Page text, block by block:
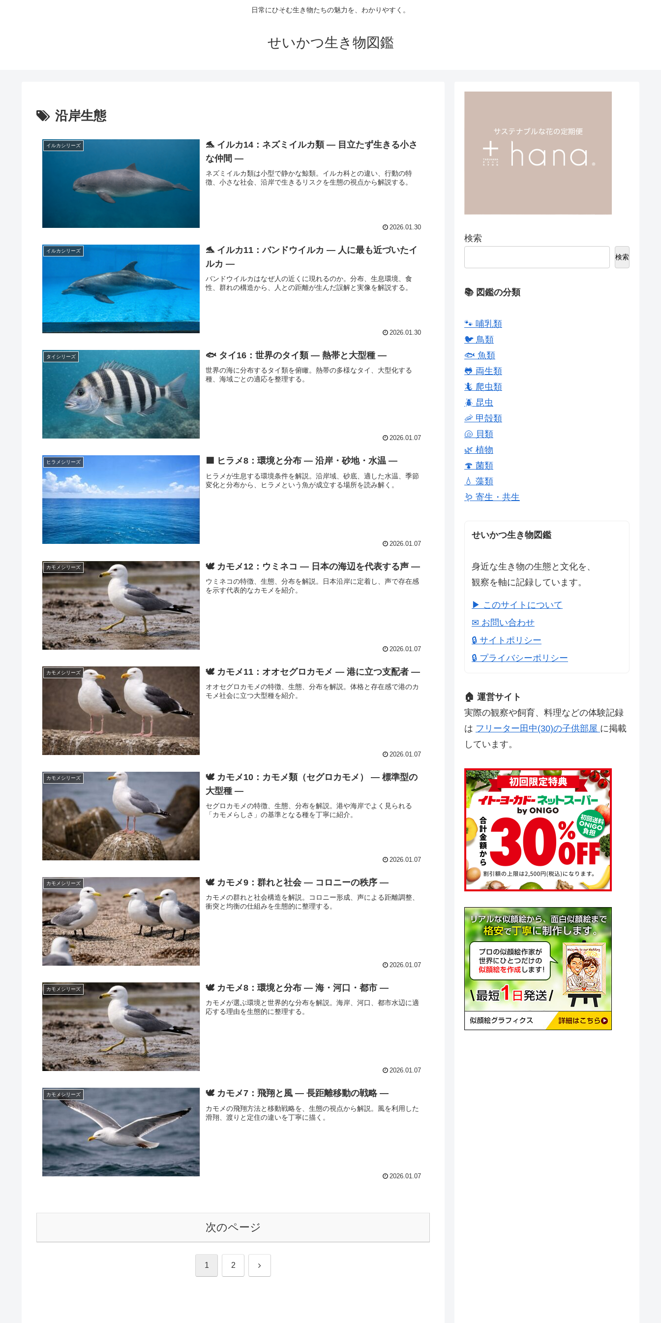
日常にひそむ生き物たちの魅力を、わかりやすく。
せいかつ生き物図鑑
沿岸生態
イルカシリーズ
🐬 イルカ14：ネズミイルカ類 ― 目立たず生きる小さ
な仲間 ―
ネズミイルカ類は小型で静かな鯨類。イルカ科との違い、行動の特
徴、小さな社会、沿岸で生きるリスクを生態の視点から解説する。
2026.01.30
イルカシリーズ
🐬 イルカ11：バンドウイルカ ― 人に最も近づいたイ
ルカ ―
バンドウイルカはなぜ人の近くに現れるのか。分布、生息環境、食
性、群れの構造から、人との距離が生んだ誤解と実像を解説する。
2026.01.30
タイシリーズ 🐟 タイ16：世界のタイ類 ― 熱帯と大型種 ―
世界の海に分布するタイ類を俯瞰。熱帯の多様なタイ、大型化する
種、海域ごとの適応を整理する。
2026.01.07
ヒラメシリーズ 🟦 ヒラメ8：環境と分布 ― 沿岸・砂地・水温 ―
ヒラメが生息する環境条件を解説。沿岸域、砂底、適した水温、季節
変化と分布から、ヒラメという魚が成立する場所を読み解く。
2026.01.07
カモメシリーズ 🕊️ カモメ12：ウミネコ ― 日本の海辺を代表する声 ―
ウミネコの特徴、生態、分布を解説。日本沿岸に定着し、声で存在感
を示す代表的なカモメを紹介。
2026.01.07
カモメシリーズ 🕊️ カモメ11：オオセグロカモメ ― 港に立つ支配者 ―
オオセグロカモメの特徴、生態、分布を解説。体格と存在感で港のカ
モメ社会に立つ大型種を紹介。
2026.01.07
カモメシリーズ
🕊️ カモメ10：カモメ類（セグロカモメ） ― 標準型の
大型種 ―
セグロカモメの特徴、生態、分布を解説。港や海岸でよく見られる
「カモメらしさ」の基準となる種を丁寧に紹介。
2026.01.07
カモメシリーズ 🕊️ カモメ9：群れと社会 ― コロニーの秩序 ―
カモメの群れと社会構造を解説。コロニー形成、声による距離調整、
衝突と均衡の仕組みを生態的に整理する。
2026.01.07
カモメシリーズ 🕊️ カモメ8：環境と分布 ― 海・河口・都市 ―
カモメが選ぶ環境と世界的な分布を解説。海岸、河口、都市水辺に適
応する理由を生態的に整理する。
2026.01.07
カモメシリーズ 🕊️ カモメ7：飛翔と風 ― 長距離移動の戦略 ―
カモメの飛翔方法と移動戦略を、生態の視点から解説。風を利用した
滑翔、渡りと定住の違いを丁寧に描く。
2026.01.07
次のページ
1 2 次
検索
検索
📚 図鑑の分類
🐾 哺乳類
🐦 鳥類
🐟 魚類
🐸 両生類
🦎 爬虫類
🪲 昆虫
🦐 甲殻類
🐚 貝類
🌿 植物
🍄 菌類
💧 藻類
🪱 寄生・共生
せいかつ生き物図鑑
身近な生き物の生態と文化を、
観察を軸に記録しています。
▶ このサイトについて
✉ お問い合わせ
🔒 サイトポリシー
🔒 プライバシーポリシー
🏠 運営サイト
実際の観察や飼育、料理などの体験記録
は フリーター田中(30)の子供部屋 に掲載
しています。